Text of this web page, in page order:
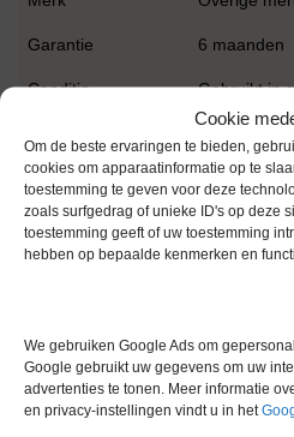
Cookie
Om de beste ervaringen te bieden,
cookies om apparaatinformatie op te
toestemming te geven voor deze
zoals surfgedrag of unieke ID's op deze
toestemming geeft of uw toestemming
hebben op bepaalde kenmerken en
We gebruiken Google Ads om
Google gebruikt uw gegevens om uw
advertenties te tonen. Meer informatie
en privacy-instellingen vindt u in het
Garantie 6 maanden
Conditie Gebruikt in
Gerelateerde
Voorraad